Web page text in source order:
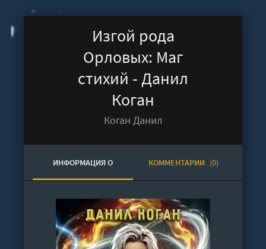
Изгой рода
Орловых: Маг
стихий - Данил
Коган
Коган Данил
ИНФОРМАЦИЯ О
АУДИОКНИГЕ
КОММЕНТАРИИ (0)